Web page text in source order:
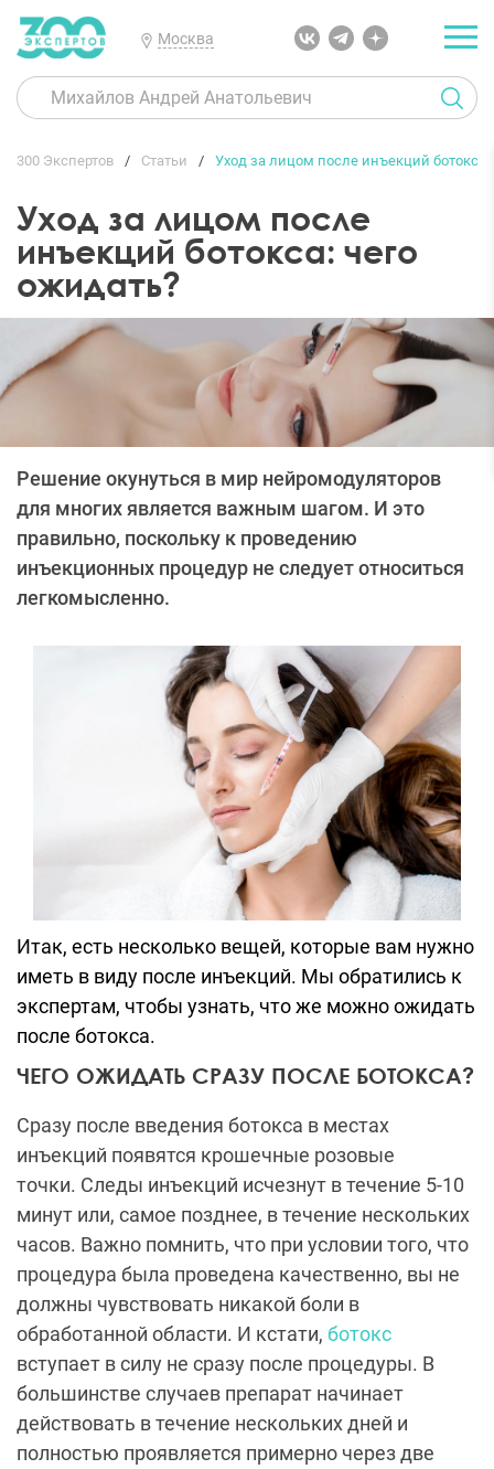
Москва
300 Экспертов Статьи Уход за лицом после инъекций ботокса:
Уход за лицом после
инъекций ботокса: чего
ожидать?
Решение окунуться в мир нейромодуляторов
для многих является важным шагом. И это
правильно, поскольку к проведению
инъекционных процедур не следует относиться
легкомысленно.
Итак, есть несколько вещей, которые вам нужно
иметь в виду после инъекций. Мы обратились к
экспертам, чтобы узнать, что же можно ожидать
после ботокса.
ЧЕГО ОЖИДАТЬ СРАЗУ ПОСЛЕ БОТОКСА?
Сразу после введения ботокса в местах
инъекций появятся крошечные розовые
точки. Следы инъекций исчезнут в течение 5-10
минут или, самое позднее, в течение нескольких
часов. Важно помнить, что при условии того, что
процедура была проведена качественно, вы не
должны чувствовать никакой боли в
обработанной области. И кстати, ботокс
вступает в силу не сразу после процедуры. В
большинстве случаев препарат начинает
действовать в течение нескольких дней и
полностью проявляется примерно через две